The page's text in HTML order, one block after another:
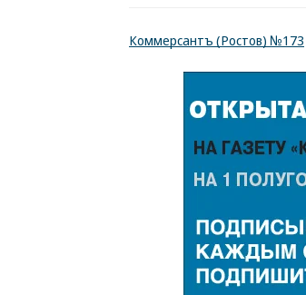
Коммерсантъ (Ростов) №173